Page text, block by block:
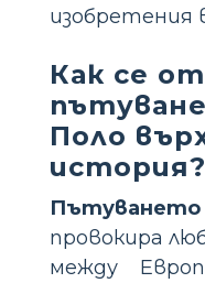
изобретения
Как се
Поло
история?
провокира
между